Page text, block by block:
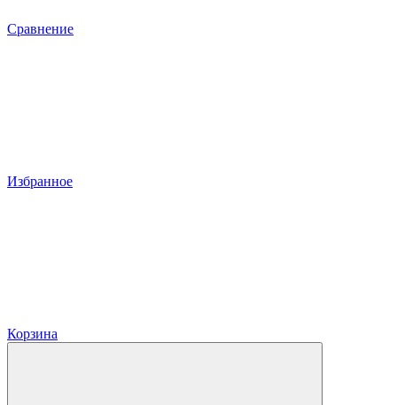
Сравнение
Избранное
Корзина